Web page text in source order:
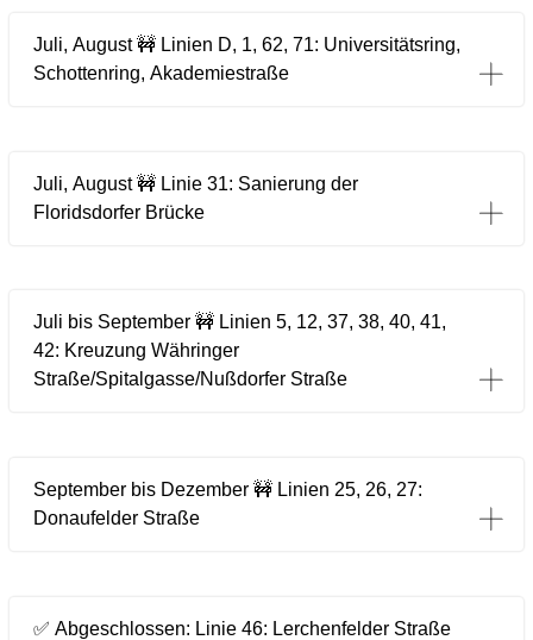
Juli, August 🚧 Linien D, 1, 62, 71: Universitätsring,
Schottenring, Akademiestraße
Juli, August 🚧 Linie 31: Sanierung der
Floridsdorfer Brücke
Juli bis September 🚧 Linien 5, 12, 37, 38, 40, 41,
42: Kreuzung Währinger
Straße/Spitalgasse/Nußdorfer Straße
September bis Dezember 🚧 Linien 25, 26, 27:
Donaufelder Straße
✅ Abgeschlossen: Linie 46: Lerchenfelder Straße